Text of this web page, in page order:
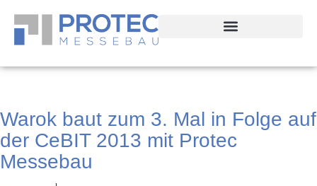
Warok baut zum 3. Mal in Folge auf
der CeBIT 2013 mit Protec
Messebau